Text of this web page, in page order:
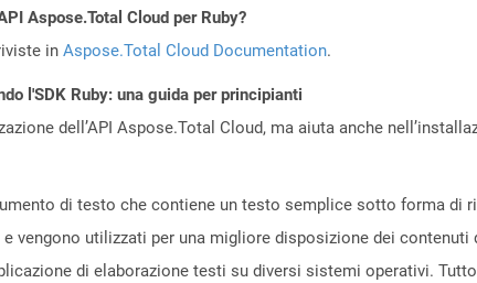
Aspose.Total Cloud per Ruby?
in Aspose.Total Cloud Documentation.
l'SDK Ruby: una guida per principianti
dell’API Aspose.Total Cloud, ma aiuta anche
di testo che contiene un testo semplice sotto forma di
vengono utilizzati per una migliore disposizione dei contenuti
di elaborazione testi su diversi sistemi operativi.